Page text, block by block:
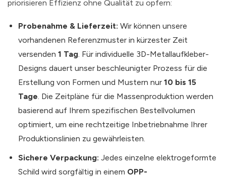
priorisieren Effizienz ohne Qualität zu opfern:
Probenahme & Lieferzeit: Wir können unsere
vorhandenen Referenzmuster in kürzester Zeit
versenden 1 Tag. Für individuelle 3D-Metallaufkleber-
Designs dauert unser beschleunigter Prozess für die
Erstellung von Formen und Mustern nur 10 bis 15
Tage. Die Zeitpläne für die Massenproduktion werden
basierend auf Ihrem spezifischen Bestellvolumen
optimiert, um eine rechtzeitige Inbetriebnahme Ihrer
Produktionslinien zu gewährleisten.
Sichere Verpackung: Jedes einzelne elektrogeformte
Schild wird sorgfältig in einem OPP-